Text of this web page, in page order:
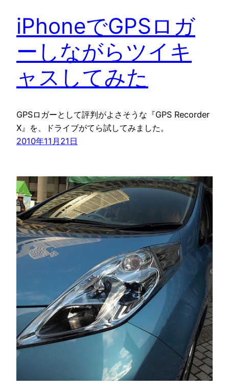
iPhoneでGPSロガ
ーしながらツイキ
ャスしてみた
GPSロガーとして評判がよさそうな『GPS Recorder
X』を、ドライブがてら試してみました。
2010年11月21日